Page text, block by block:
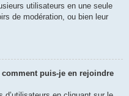
utilisateurs en une seule
de modération, ou bien leur
puis-je en rejoindre